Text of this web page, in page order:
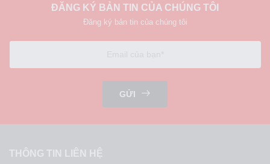
ĐĂNG KÝ BẢN TIN CỦA CHÚNG TÔI
Đăng ký bản tin của chúng tôi
GỬI
THÔNG TIN LIÊN HỆ